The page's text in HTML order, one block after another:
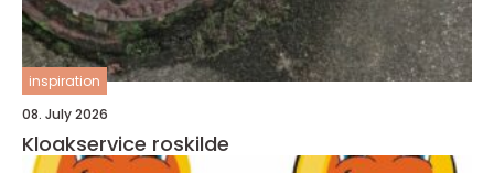
inspiration
08. July 2026
Kloakservice roskilde